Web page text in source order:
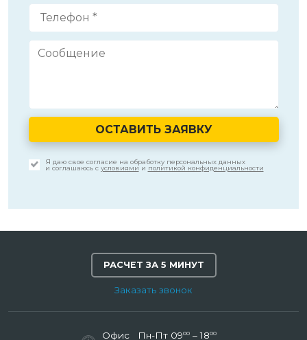
ОСТАВИТЬ ЗАЯВКУ
Я даю свое согласие на обработку персональных данных
и соглашаюсь с условиямии политикой конфиденциальности
РАСЧЕТ ЗА 5 МИНУТ
Заказать звонок
Офис Пн-Пт 0900– 1800